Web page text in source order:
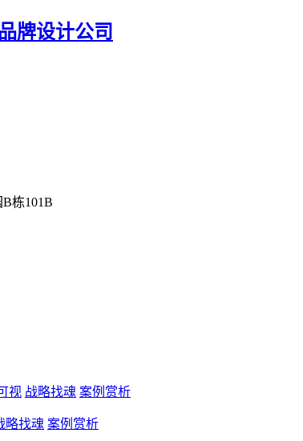
栋101B
视 战略找魂 案例赏析
略找魂 案例赏析